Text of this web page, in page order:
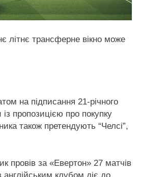
літнє трансферне вікно може
на підписання 21-річного
пропозицією про покупку
також претендують “Челсі”,
провів за «Евертон» 27 матчів